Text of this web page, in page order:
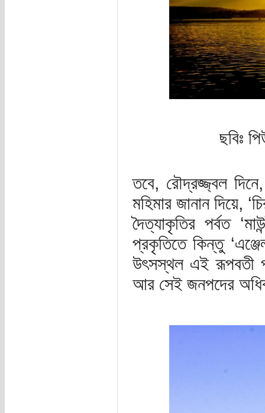
ছবিঃ
তবে, রৌদ্রজ্জ্বল
মহিমার জানান দিয়ে,
দৈত্যাকৃতির পর্বত
প্রকৃতিতে কিন্তু
উৎসস্থল এই রূপবতী
আর সেই জনপদের